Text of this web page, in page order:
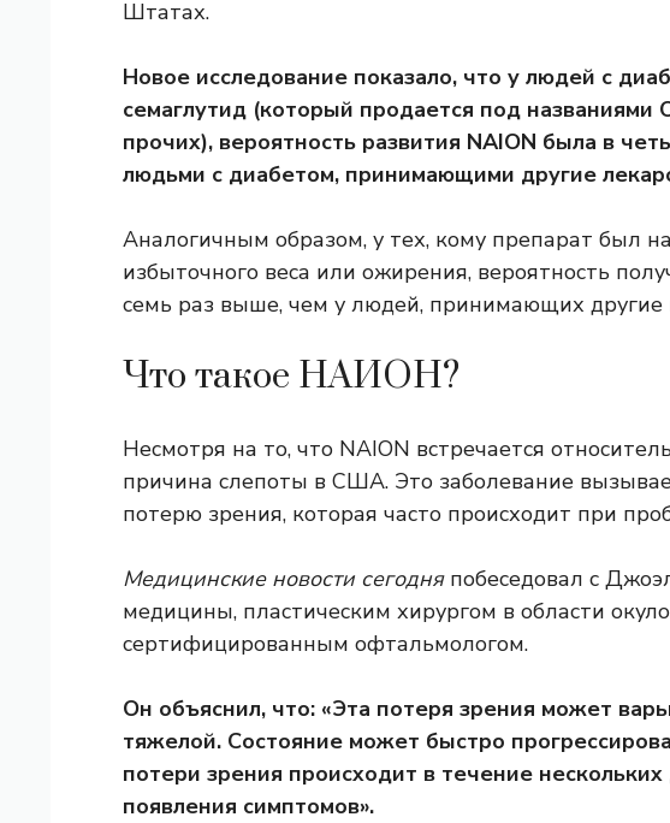
Штатах.
Новое исследование показало, что у людей с
семаглутид (который продается под названиями
прочих), вероятность развития NAION была в
людьми с диабетом, принимающими другие
Аналогичным образом, у тех, кому препарат был
избыточного веса или ожирения, вероятность
семь раз выше, чем у людей, принимающих другие
Что такое НАИОН?
Несмотря на то, что NAION встречается
причина слепоты в США. Это заболевание
потерю зрения, которая часто происходит при
Медицинские новости сегодняпобеседовал с
медицины, пластическим хирургом в области
сертифицированным офтальмологом.
Он объяснил, что: «Эта потеря зрения может
тяжелой. Состояние может быстро
потери зрения происходит в течение
появления симптомов».